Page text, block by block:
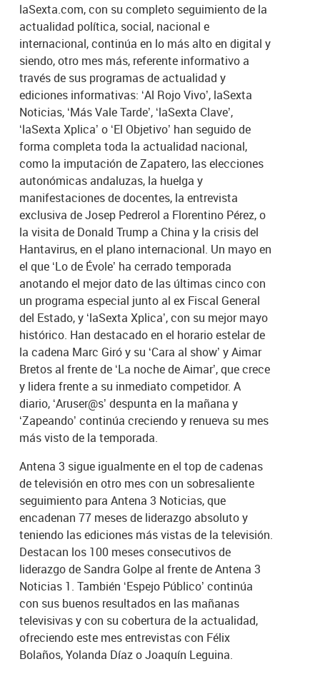
laSexta.com, con su completo seguimiento de la
actualidad política, social, nacional e
internacional, continúa en lo más alto en digital y
siendo, otro mes más, referente informativo a
través de sus programas de actualidad y
ediciones informativas: ‘Al Rojo Vivo’, laSexta
Noticias, ‘Más Vale Tarde’, ‘laSexta Clave’,
‘laSexta Xplica’ o ‘El Objetivo’ han seguido de
forma completa toda la actualidad nacional,
como la imputación de Zapatero, las elecciones
autonómicas andaluzas, la huelga y
manifestaciones de docentes, la entrevista
exclusiva de Josep Pedrerol a Florentino Pérez, o
la visita de Donald Trump a China y la crisis del
Hantavirus, en el plano internacional. Un mayo en
el que ‘Lo de Évole’ ha cerrado temporada
anotando el mejor dato de las últimas cinco con
un programa especial junto al ex Fiscal General
del Estado, y ‘laSexta Xplica’, con su mejor mayo
histórico. Han destacado en el horario estelar de
la cadena Marc Giró y su ‘Cara al show’ y Aimar
Bretos al frente de ‘La noche de Aimar’, que crece
y lidera frente a su inmediato competidor. A
diario, ‘Aruser@s’ despunta en la mañana y
‘Zapeando’ continúa creciendo y renueva su mes
más visto de la temporada.
Antena 3 sigue igualmente en el top de cadenas
de televisión en otro mes con un sobresaliente
seguimiento para Antena 3 Noticias, que
encadenan 77 meses de liderazgo absoluto y
teniendo las ediciones más vistas de la televisión.
Destacan los 100 meses consecutivos de
liderazgo de Sandra Golpe al frente de Antena 3
Noticias 1. También ‘Espejo Público’ continúa
con sus buenos resultados en las mañanas
televisivas y con su cobertura de la actualidad,
ofreciendo este mes entrevistas con Félix
Bolaños, Yolanda Díaz o Joaquín Leguina.